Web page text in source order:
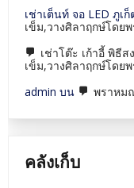
เช่าเต็นท์ จอ LED ภูเก็
เข็ม,วางศิลาฤกษ์โดย
เช่าโต๊ะ เก้าอี้ พิธีส
เข็ม,วางศิลาฤกษ์โดย
admin บน พราหม
คลังเก็บ